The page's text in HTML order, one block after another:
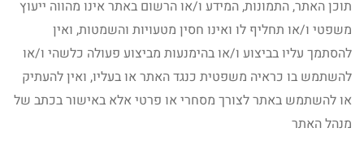
תוכן האתר, התמונות, המידע ו/או הרשום באתר אינו מהווה ייעוץ
משפטי ו/או תחליף לו ואינו חסין מטעויות והשמטות, ואין
להסתמך עליו בביצוע ו/או בהימנעות מביצוע פעולה כלשהי ו/או
להשתמש בו כראיה משפטית כנגד האתר או בעליו, ואין להעתיק
או להשתמש באתר לצורך מסחרי או פרטי אלא באישור בכתב של
מנהל האתר